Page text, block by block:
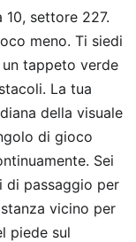
10, settore 227.
meno. Ti siedi
tappeto verde
La tua
della visuale
di gioco
Sei
di passaggio per
vicino per
piede sul